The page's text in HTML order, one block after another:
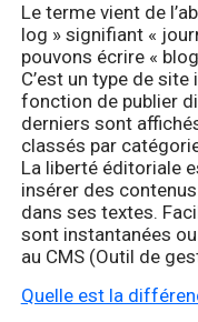
Le terme vient de
log » signifiant «
pouvons écrire «
C’est un type de
fonction de publier
derniers sont
classés par
La liberté éditoriale
insérer des
dans ses textes.
sont instantanées
au CMS (Outil de
Quelle est la